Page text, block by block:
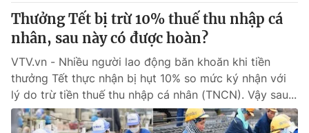
Chuyên mục
Chính trị
Xã hội
Pháp luật
Thưởng Tết bị trừ 10% thuế thu nhập cá
nhân, sau này có được hoàn?
VTV.vn - Nhiều người lao động băn khoăn khi tiền
thưởng Tết thực nhận bị hụt 10% so mức ký nhận với
lý do trừ tiền thuế thu nhập cá nhân (TNCN). Vậy sau...